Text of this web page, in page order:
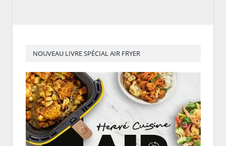
NOUVEAU LIVRE SPÉCIAL AIR FRYER